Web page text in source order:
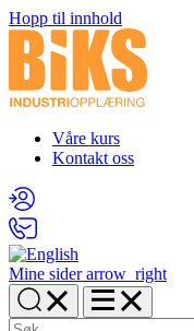
Hopp til innhold
Våre kurs
Kontakt oss
Mine sider arrow_right